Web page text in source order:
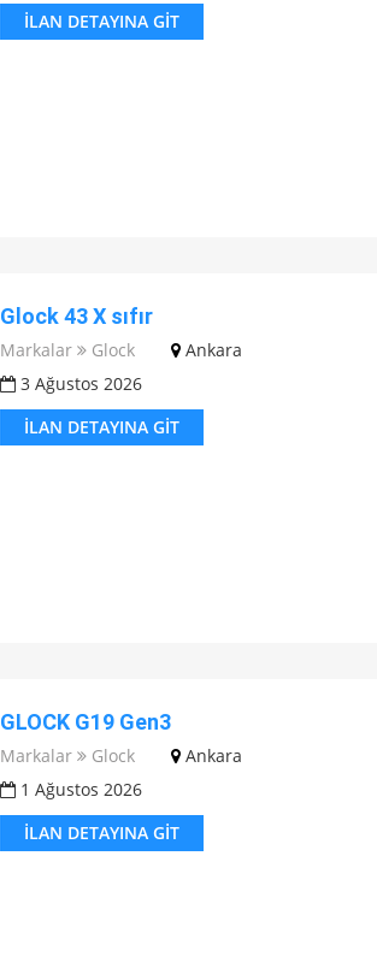
İLAN DETAYINA GIT
Glock 43 X sıfır
Markalar Glock
Ankara
3 Ağustos 2026
İLAN DETAYINA GIT
GLOCK G19 Gen3
Markalar Glock
Ankara
1 Ağustos 2026
İLAN DETAYINA GIT